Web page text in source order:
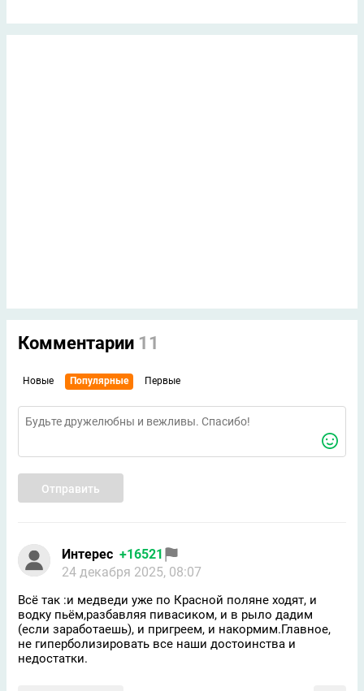
Комментарии 11
Новые Популярные Первые
Отправить
Интерес +16521
24 декабря 2025, 08:07
Всё так :и медведи уже по Красной поляне ходят, и
водку пьём,разбавляя пивасиком, и в рыло дадим
(если заработаешь), и пригреем, и накормим.Главное,
не гиперболизировать все наши достоинства и
недостатки.